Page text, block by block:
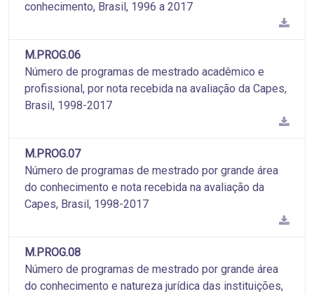
conhecimento, Brasil, 1996 a 2017
M.PROG.06
Número de programas de mestrado acadêmico e
profissional, por nota recebida na avaliação da Capes,
Brasil, 1998-2017
M.PROG.07
Número de programas de mestrado por grande área
do conhecimento e nota recebida na avaliação da
Capes, Brasil, 1998-2017
M.PROG.08
Número de programas de mestrado por grande área
do conhecimento e natureza jurídica das instituições,